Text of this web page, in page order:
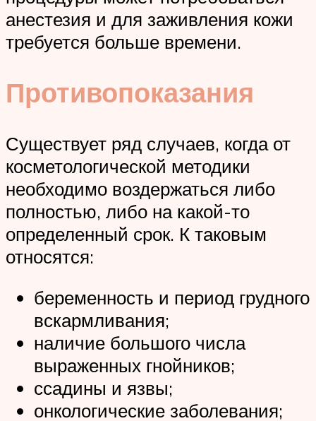
анестезия и для заживления кожи
требуется больше времени.
Противопоказания
Существует ряд случаев, когда от
косметологической методики
необходимо воздержаться либо
полностью, либо на какой-то
определенный срок. К таковым
относятся:
беременность и период грудного
вскармливания;
наличие большого числа
выраженных гнойников;
ссадины и язвы;
онкологические заболевания;